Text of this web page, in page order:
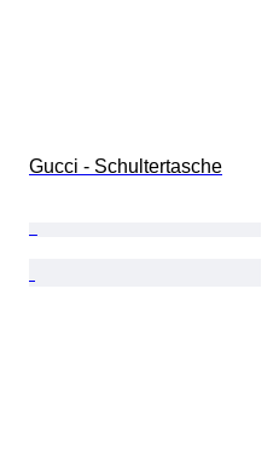
Gucci - Schultertasche